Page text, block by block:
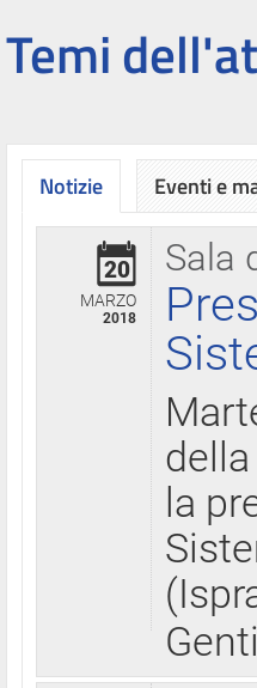
Temi
Notizie
Sala
20
MARZO
2018
la
Eventi e